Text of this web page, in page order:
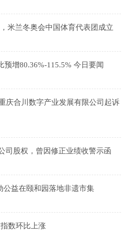
米兰冬奥会中国体育代表团成立
预增80.36%-115.5% 今日要闻
庆合川数字产业发展有限公司起诉
司股权，曾因修正业绩收警示函
公益在颐和园落地非遗市集
数环比上涨